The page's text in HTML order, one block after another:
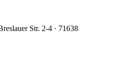
Str. 2-4 · 71638